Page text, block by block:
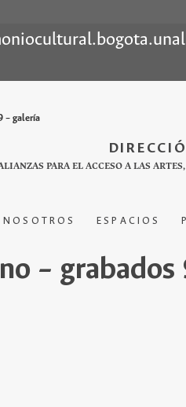
– galería
PARA EL ACCESO A LAS
NOSOTROS ESPACIOS
– grabados